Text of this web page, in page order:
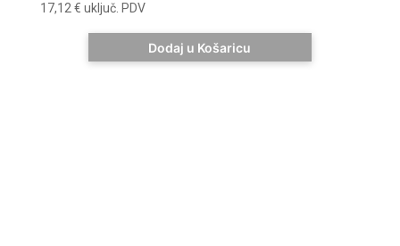
17,12€ uključ. PDV
Dodaj u Košaricu